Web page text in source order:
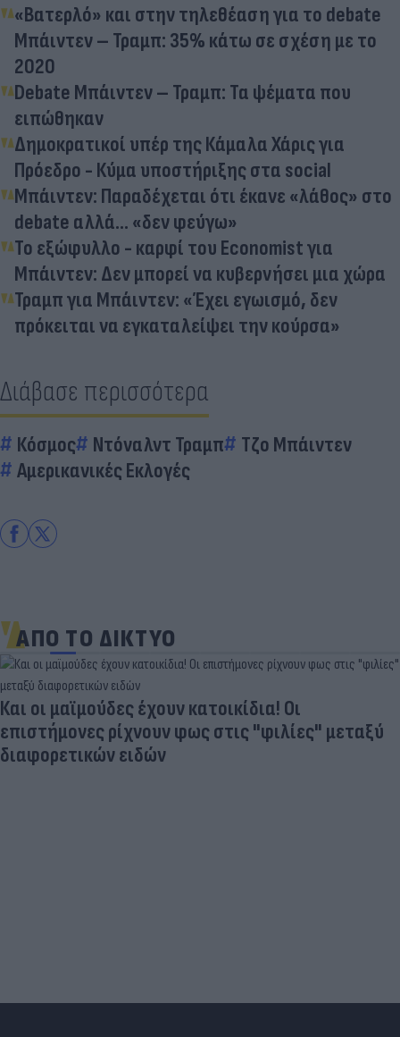
«Βατερλό» και στην τηλεθέαση για το debate
Μπάιντεν – Τραμπ: 35% κάτω σε σχέση με το
2020
Debate Μπάιντεν – Τραμπ: Τα ψέματα που
ειπώθηκαν
Δημοκρατικοί υπέρ της Κάμαλα Χάρις για
Πρόεδρο - Κύμα υποστήριξης στα social
Μπάιντεν: Παραδέχεται ότι έκανε «λάθος» στο
debate αλλά... «δεν φεύγω»
Το εξώφυλλο - καρφί του Economist για
Μπάιντεν: Δεν μπορεί να κυβερνήσει μια χώρα
Τραμπ για Μπάιντεν: «Έχει εγωισμό, δεν
πρόκειται να εγκαταλείψει την κούρσα»
Διάβασε περισσότερα
Κόσμος Ντόναλντ Τραμπ
Τζο Μπάιντεν
Αμερικανικές Εκλογές
ΑΠΟ ΤΟ ΔΙΚΤΥΟ
Και οι μαϊμούδες έχουν κατοικίδια! Οι
επιστήμονες ρίχνουν φως στις "φιλίες" μεταξύ
διαφορετικών ειδών